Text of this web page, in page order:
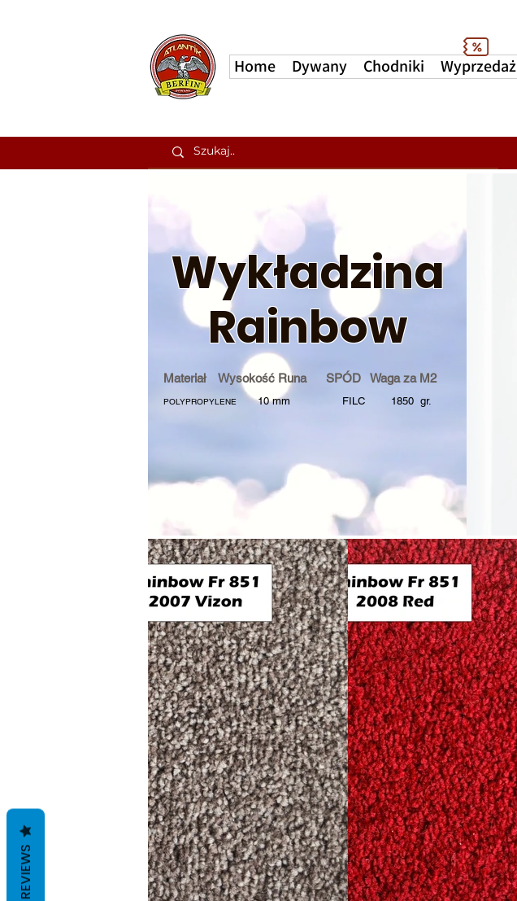
Home Dywany Chodniki Wyprzedaż
Wykładzina
Rainbow
Materiał Wysokość Runa SPÓD Waga za M2
POLYPROPYLENE 10mm FILC 1850 gr.
REVIEWS